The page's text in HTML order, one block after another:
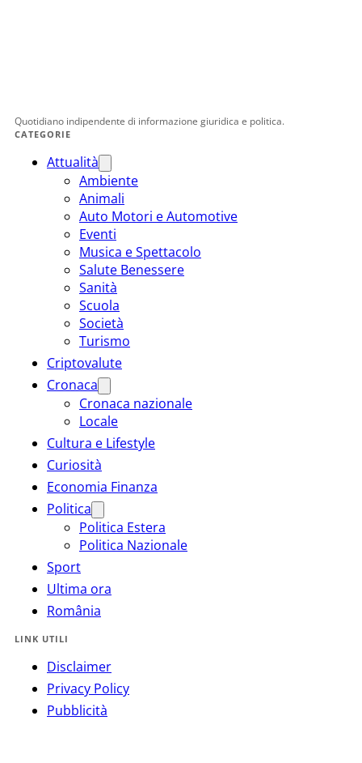
Quotidiano indipendente di informazione giuridica e politica.
CATEGORIE
Attualità
Ambiente
Animali
Auto Motori e Automotive
Eventi
Musica e Spettacolo
Salute Benessere
Sanità
Scuola
Società
Turismo
Criptovalute
Cronaca
Cronaca nazionale
Locale
Cultura e Lifestyle
Curiosità
Economia Finanza
Politica
Politica Estera
Politica Nazionale
Sport
Ultima ora
România
LINK UTILI
Disclaimer
Privacy Policy
Pubblicità